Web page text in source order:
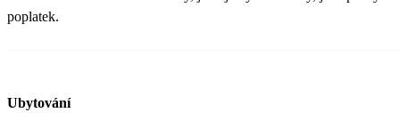
poplatek.
Ubytování